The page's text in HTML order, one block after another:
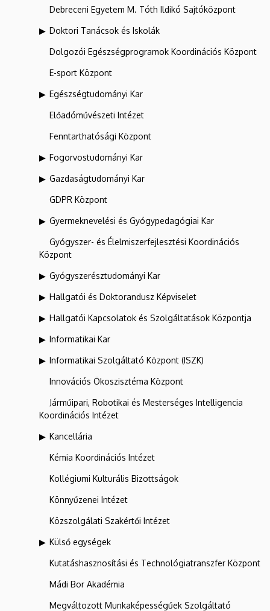
Debreceni Egyetem M. Tóth Ildikó Sajtóközpont
Doktori Tanácsok és Iskolák
Dolgozói Egészségprogramok Koordinációs Központ
E-sport Központ
Egészségtudományi Kar
Előadóművészeti Intézet
Fenntarthatósági Központ
Fogorvostudományi Kar
Gazdaságtudományi Kar
GDPR Központ
Gyermeknevelési és Gyógypedagógiai Kar
Gyógyszer- és Élelmiszerfejlesztési Koordinációs
Központ
Gyógyszerésztudományi Kar
Hallgatói és Doktorandusz Képviselet
Hallgatói Kapcsolatok és Szolgáltatások Központja
Informatikai Kar
Informatikai Szolgáltató Központ (ISZK)
Innovációs Ökoszisztéma Központ
Járműipari, Robotikai és Mesterséges Intelligencia
Koordinációs Intézet
Kancellária
Kémia Koordinációs Intézet
Kollégiumi Kulturális Bizottságok
Könnyűzenei Intézet
Közszolgálati Szakértői Intézet
Külső egységek
Kutatáshasznosítási és Technológiatranszfer Központ
Mádi Bor Akadémia
Megváltozott Munkaképességűek Szolgáltató